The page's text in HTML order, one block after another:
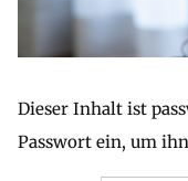
Dieser Inhalt ist
Passwort ein, um